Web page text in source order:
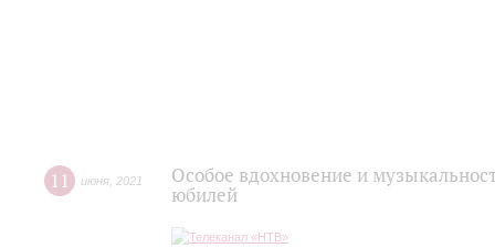
11 июня 2021
Особое вдохновение и
юбилей